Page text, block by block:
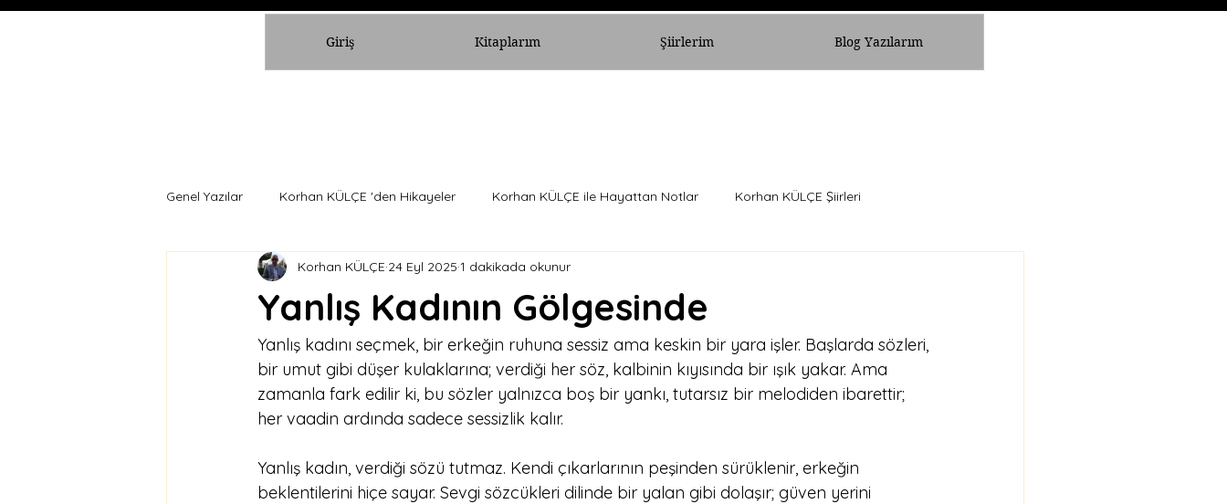
Giriş Kitaplarım Şiirlerim Blog Yazılarım
Genel Yazılar Korhan KÜLÇE 'den Hikayeler Korhan KÜLÇE ile Hayattan Notlar Korhan KÜLÇE Şiirleri
Yanlış Kadının Gölgesinde
Korhan KÜLÇE 24 Eyl 2025 1 dakikada okunur
Yanlış kadını seçmek, bir erkeğin ruhuna sessiz ama keskin bir yara işler. Başlarda sözleri,
bir umut gibi düşer kulaklarına; verdiği her söz, kalbinin kıyısında bir ışık yakar. Ama
zamanla fark edilir ki, bu sözler yalnızca boş bir yankı, tutarsız bir melodiden ibarettir;
her vaadin ardında sadece sessizlik kalır.
Yanlış kadın, verdiği sözü tutmaz. Kendi çıkarlarının peşinden sürüklenir, erkeğin
beklentilerini hiçe sayar. Sevgi sözcükleri dilinde bir yalan gibi dolaşır; güven yerini